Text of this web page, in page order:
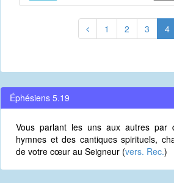
1 2 3 4
Éphésiens 5.19
Vous parlant les uns aux autres par
hymnes et des cantiques spirituels,
de votre cœur au Seigneur (vers. Rec.)